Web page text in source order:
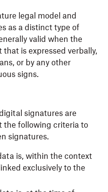
legal model and
as a distinct type of
valid when the
is expressed verbally,
or by any other
signs.
signatures are
the following criteria to
signatures.
is, within the context
exclusively to the